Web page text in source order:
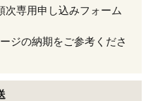
次専用申し込みフォーム
ジの納期をご参考くださ